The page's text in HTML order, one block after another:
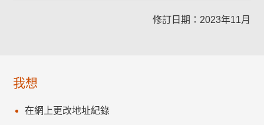
修訂日期：2023年11月
我想
在網上更改地址紀錄